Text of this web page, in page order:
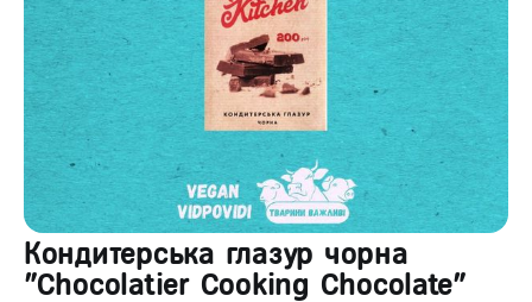
Кондитерська глазур чорна
"Chocolatier Cooking Chocolate"